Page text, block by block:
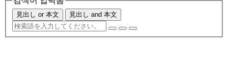
見出し or 本文 見出し and 本文